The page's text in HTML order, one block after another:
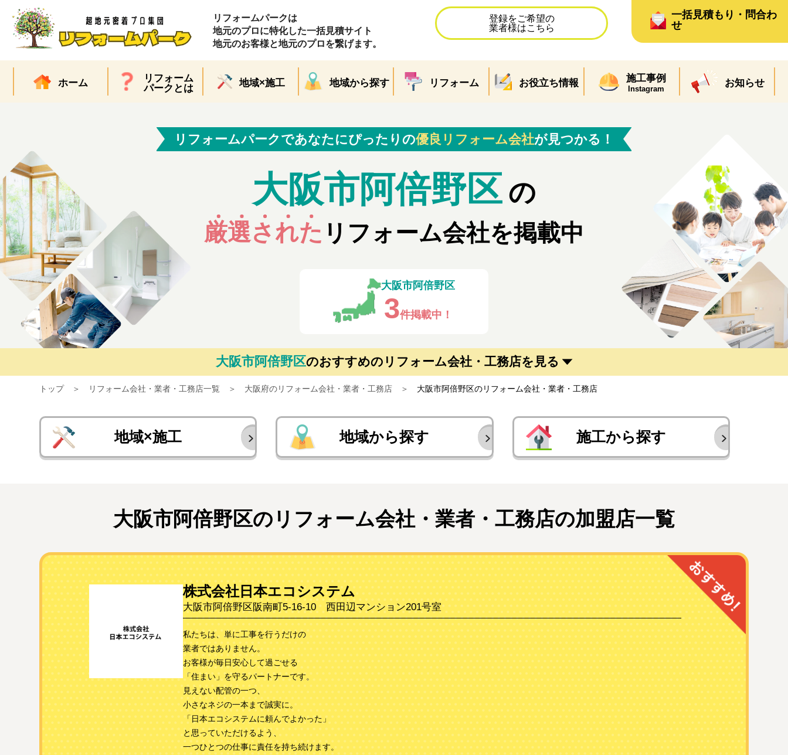
リフォームパークは
地元のプロに特化した一括見積サイト
地元のお客様と地元のプロを繋げます。
登録をご希望の
業者様はこちら
一括見積もり・問合わ
せ
ホーム
リフォーム
パークとは
地域×施工 地域から探す リフォーム お役立ち情報 施工事例
Instagram お知らせ
リフォームパークであなたにぴったりの優良リフォーム会社が見つかる！
大阪市阿倍野区 の
厳選された リフォーム会社を掲載中
大阪市阿倍野区
3件掲載中！
大阪市阿倍野区のおすすめのリフォーム会社・工務店を見る
トップ リフォーム会社・業者・工務店一覧 大阪府のリフォーム会社・業者・工務店 大阪市阿倍野区のリフォーム会社・業者・工務店
地域×施工 地域から探す 施工から探す
大阪市阿倍野区のリフォーム会社・業者・ 工務店の加盟店一覧
株式会社日本エコシステム
大阪市阿倍野区阪南町5-16-10 西田辺マンション201号室
私たちは、単に工事を行うだけの
業者ではありません。
お客様が毎日安心して過ごせる
「住まい」を守るパートナーです。
見えない配管の一つ、
小さなネジの一本まで誠実に。
「日本エコシステムに頼んでよかった」
と思っていただけるよう、
一つひとつの仕事に責任を持ち続けます。